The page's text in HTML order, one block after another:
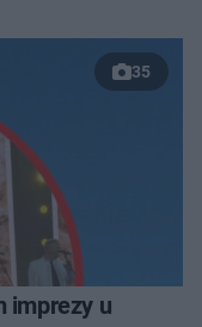
35
imprezy u